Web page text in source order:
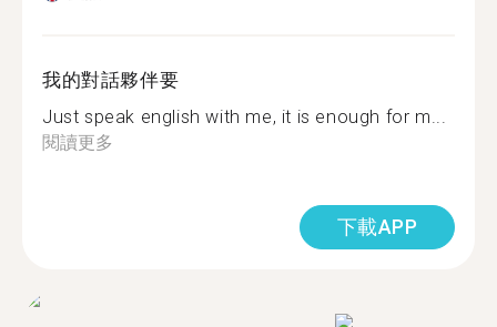
我的對話夥伴要
Just speak english with me, it is enough for m...
閱讀更多
下載APP